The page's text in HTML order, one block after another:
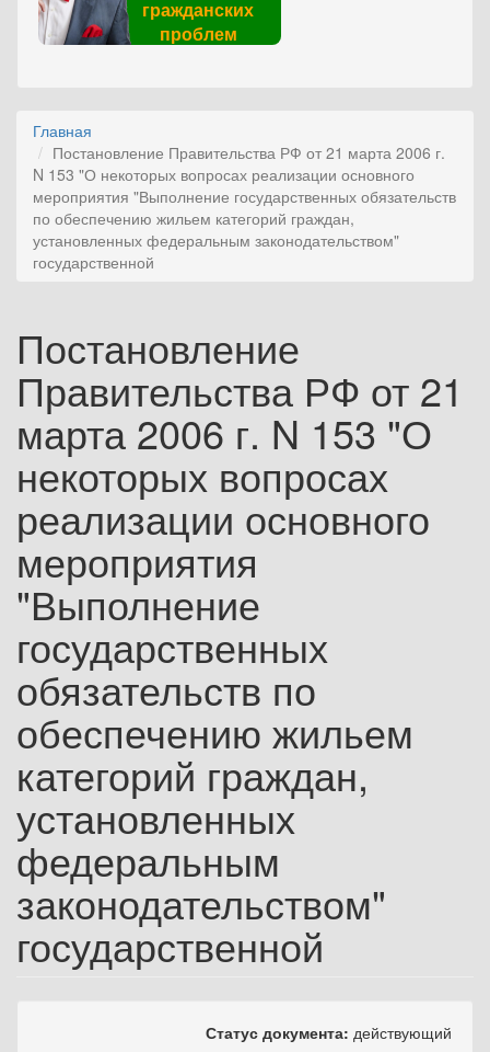
гражданских
проблем
Главная
Постановление Правительства РФ от 21 марта 2006 г.
N 153 "О некоторых вопросах реализации основного
мероприятия "Выполнение государственных обязательств
по обеспечению жильем категорий граждан,
установленных федеральным законодательством"
государственной
Постановление
Правительства РФ от 21
марта 2006 г. N 153 "О
некоторых вопросах
реализации основного
мероприятия
"Выполнение
государственных
обязательств по
обеспечению жильем
категорий граждан,
установленных
федеральным
законодательством"
государственной
Статус документа: действующий